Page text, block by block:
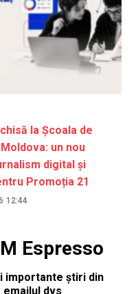
la Școala de
un nou
digital și
Promoția 21
12:44
Espresso
importante știri din
dvs